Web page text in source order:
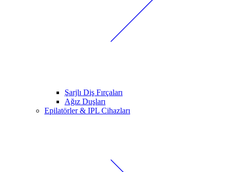
Şarjlı Diş Fırçaları
Ağız Duşları
Epilatörler & IPL Cihazları